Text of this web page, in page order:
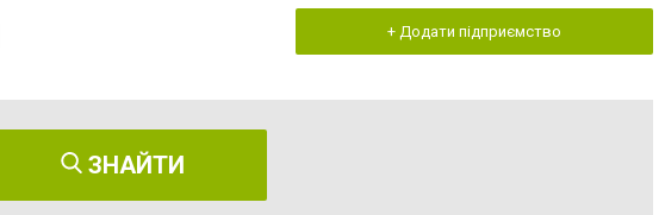
+ Додати підприємство
ЗНАЙТИ